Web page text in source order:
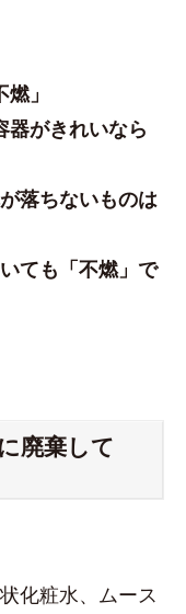
」
器がきれいなら
落ちないものは
ても「不燃」で
廃棄して
化粧水、ムース